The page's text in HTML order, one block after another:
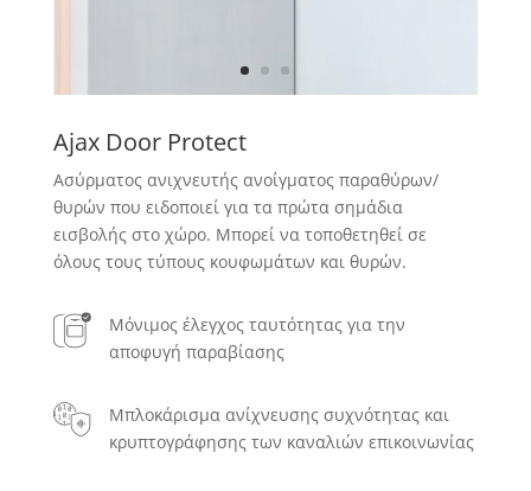
Ajax Door Protect
Ασύρματος ανιχνευτής ανοίγματος παραθύρων/
θυρών που ειδοποιεί για τα πρώτα σημάδια
εισβολής στο χώρο. Μπορεί να τοποθετηθεί σε
όλους τους τύπους κουφωμάτων και θυρών.
Μόνιμος έλεγχος ταυτότητας για την
αποφυγή παραβίασης
Μπλοκάρισμα ανίχνευσης συχνότητας και
κρυπτογράφησης των καναλιών επικοινωνίας